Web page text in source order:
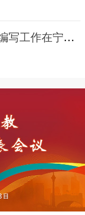
《基督教伦理学导论》集中编写工作在宁进行